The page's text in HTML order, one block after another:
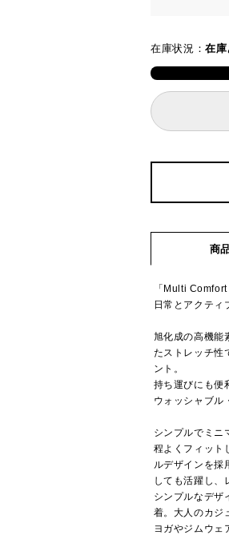
在庫状況：在庫
商
「Multi
日常とアクティ
旭化成の高機能
たストレッチ性
ント。
持ち運びにも便
ウォッシャブル
シンプルでミニ
程よくフィット
ルデザインを採
しても活躍し、
シンプルなデザ
着。大人のカジ
ヨガやジムウェ